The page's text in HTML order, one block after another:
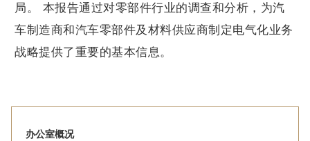
局。 本报告通过对零部件行业的调查和分析，为汽
车制造商和汽车零部件及材料供应商制定电气化业务
战略提供了重要的基本信息。
办公室概况